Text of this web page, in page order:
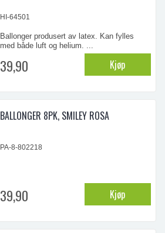
HI-64501
Ballonger produsert av latex. Kan fylles
med både luft og helium. ...
39,90 Kjøp
BALLONGER 8PK, SMILEY ROSA
PA-8-802218
39,90 Kjøp